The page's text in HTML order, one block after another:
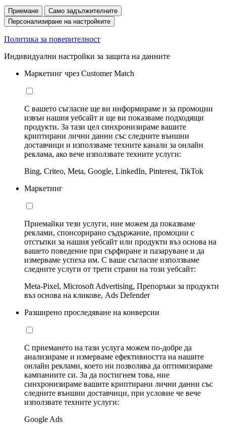
Приемане
Само задължителните
Персонализиране на настройките
Политика за поверителност
Индивидуални настройки за защита на данните
Маркетинг чрез Customer Match
С вашето съгласие ще ви информираме и за промоции
извън нашия уебсайт и ще ви показваме подходящи
продукти. За тази цел синхронизираме вашите
криптирани лични данни със следните външни
доставчици и използваме техните канали за онлайн
реклама, ако вече използвате техните услуги:
Bing, Criteo, Meta, Google, LinkedIn, Pinterest, TikTok
Маркетинг
Приемайки тези услуги, ние можем да показваме
реклами, спонсорирано съдържание, промоции с
отстъпки за нашия уебсайт или продукти въз основа на
вашето поведение при сърфиране и пазаруване и да
измерваме успеха им. С ваше съгласие използваме
следните услуги от трети страни на този уебсайт:
Meta-Pixel, Microsoft Advertising, Препоръки за продукти
въз основа на кликове, Ads Defender
Разширено проследяване на конверсии
С приемането на тази услуга можем по-добре да
анализираме и измерваме ефективността на нашите
онлайн реклами, което ни позволява да оптимизираме
кампаниите си. За да постигнем това, ние
синхронизираме вашите криптирани лични данни със
следните външни доставчици, при условие че вече
използвате техните услуги:
Google Ads